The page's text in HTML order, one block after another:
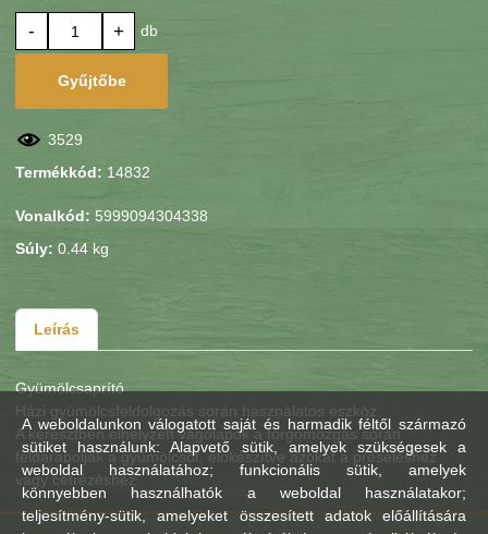
- + db
Gyűjtőbe
3529
Termékkód: 14832
Vonalkód: 5999094304338
Súly: 0.44 kg
Leírás
Gyümölcsaprító
Házi gyümölcsfeldolgozás során használatos eszköz.
A keresztben elhelyzett vágólapok a forgómozgás során
feldarabolják a gyümölcsöt, előkészítve azokat a préseléshez
vagy cefrézéshez.
A weboldalunkon válogatott saját és harmadik féltől származó
sütiket használunk: Alapvető sütik, amelyek szükségesek a
weboldal használatához; funkcionális sütik, amelyek
könnyebben használhatók a weboldal használatakor;
teljesítmény-sütik, amelyeket összesített adatok előállítására